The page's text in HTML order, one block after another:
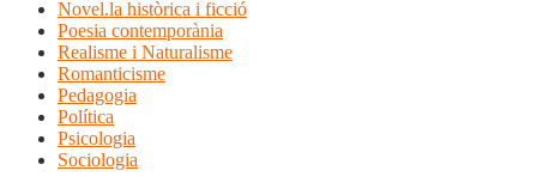
Novel.la històrica i ficció
Poesia contemporània
Realisme i Naturalisme
Romanticisme
Pedagogia
Política
Psicologia
Sociologia